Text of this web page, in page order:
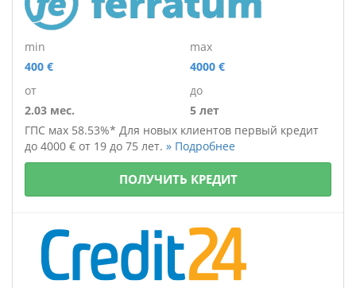
min
400 €
max
4000 €
от
2.03 мес.
до
5 лет
ГПС мах 58.53%* Для новых клиентов первый кредит
до 4000 € от 19 до 75 лет. » Подробнее
ПОЛУЧИТЬ КРЕДИТ